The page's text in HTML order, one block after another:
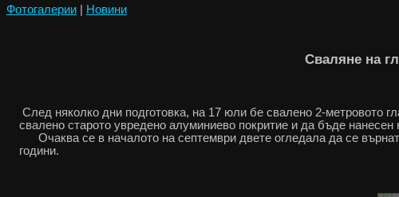
Фотогалерии Новини
Сваляне на
След няколко дни подготовка, на 17 юли бе свалено 2-метровото
свалено старото увредено алуминиево покритие и да бъде
Очаква се в началото на септември двете огледала да се
години.